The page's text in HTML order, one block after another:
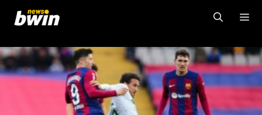
contenuto
MENU